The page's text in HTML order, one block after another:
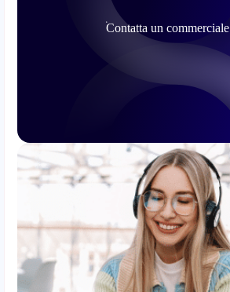
Contatta un commerciale